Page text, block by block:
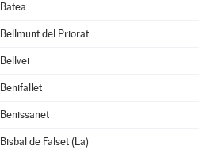
Batea
Bellmunt del Priorat
Bellvei
Benifallet
Benissanet
Bisbal de Falset (La)